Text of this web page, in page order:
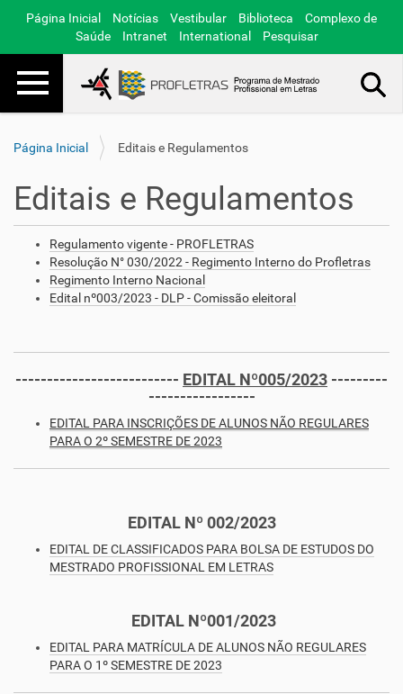
Página Inicial Notícias Vestibular Biblioteca
Complexo de
Saúde
Intranet International Pesquisar
Toggle navigation
Página Inicial
Editais e Regulamentos
Editais e Regulamentos
Regulamento vigente - PROFLETRAS
Resolução N° 030/2022 - Regimento Interno do Profletras
Regimento Interno Nacional
Edital nº003/2023 - DLP - Comissão eleitoral
-------------------------- EDITAL Nº005/2023 ---------
-----------------
EDITAL PARA INSCRIÇÕES DE ALUNOS NÃO REGULARES
PARA O 2º SEMESTRE DE 2023
EDITAL Nº 002/2023
EDITAL DE CLASSIFICADOS PARA BOLSA DE ESTUDOS DO
MESTRADO PROFISSIONAL EM LETRAS
EDITAL Nº001/2023
EDITAL PARA MATRÍCULA DE ALUNOS NÃO REGULARES
PARA O 1º SEMESTRE DE 2023